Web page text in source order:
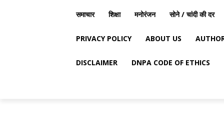
समाचार शिक्षा मनोरंजन सोने / चांदी की दर
PRIVACY POLICY ABOUT US
DISCLAIMER DNPA CODE OF ETHICS